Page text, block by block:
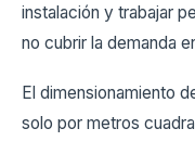
instalación y trabajar
no cubrir la demanda
El dimensionamiento
solo por metros